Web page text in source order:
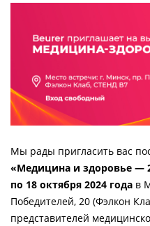
Мы рады пригласить вас
«Медицина и здоровье —
по 18 октября 2024 года в
Победителей, 20 (Фэлкон
представителей